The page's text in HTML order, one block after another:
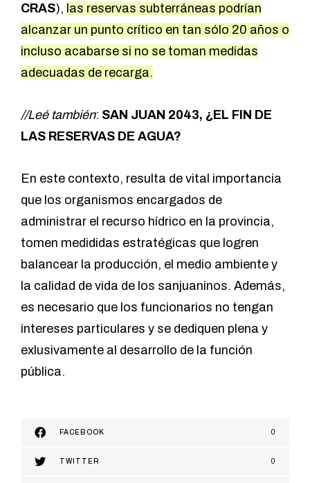
CRAS), las reservas subterráneas podrían
alcanzar un punto crítico en tan sólo 20 años o
incluso acabarse si no se toman medidas
adecuadas de recarga.
//Leé también: SAN JUAN 2043, ¿EL FIN DE
LAS RESERVAS DE AGUA?
En este contexto, resulta de vital importancia
que los organismos encargados de
administrar el recurso hídrico en la provincia,
tomen medididas estratégicas que logren
balancear la producción, el medio ambiente y
la calidad de vida de los sanjuaninos. Además,
es necesario que los funcionarios no tengan
intereses particulares y se dediquen plena y
exlusivamente al desarrollo de la función
pública.
FACEBOOK 0
TWITTER 0